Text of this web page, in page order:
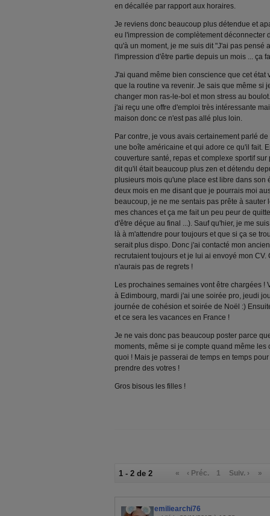
en décallée par rapport aux horaires.
Je reviens donc beaucoup plus détendue et
eu l'impression de complètement déconnecter
qu'à un moment, je me suis dit "J'ai pas pensé
l'impression d'être partie depuis un mois ... ça
J'ai quand même bien conscience que cet état
que la routine va revenir. Je sais que même si
changer mon ras-le-bol et mon stress au
j'ai reçu une offre d'emploi très intéressante
maison donc ce n'est pas allé plus loin.
Par contre, je vous avais certainement parlé
une boîte américaine et qui adore ce qu'il fait.
couverture santé, repas et complexe sportif
dit qu'il était beaucoup plus zen et détendu
plusieurs mois qu'une place est libre dans son
deux mois en me disant que je pourrais moi
beaucoup, je ne me sentais pas prête à
mes chances et ça me fait un peu peur de
d'être déçue au final ...). Sauf qu'hier, je me
là à m'attendre pour toujours et que si ça se
serait plus dispo. Donc j'ai contacté mon
recrutaient toujours et je lui ai envoyé mon
n'aurais pas de regrets !
Les prochaines semaines vont être chargées !
à Edimbourg, mardi j'ai une soirée pro, jeudi
journée de cohésion et soirée de Noël :)
et ce sera les vacances en France !
Je ne vais donc pas beaucoup poster parce
moments, même si je compte quand même
quoi ! Mais je passerai de temps en temps
prendre des votres !
Gros bisous les filles !
1 - 2 de 2 « ‹ Préc. 1 Suiv. › »
emiliearchi76